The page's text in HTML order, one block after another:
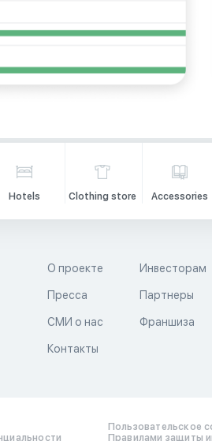
Hotels Clothing store Accessories
О проекте
Пресса
СМИ о нас
Контакты
Инвесторам
Партнеры
Франшиза
Пользовательское
Правилами защиты